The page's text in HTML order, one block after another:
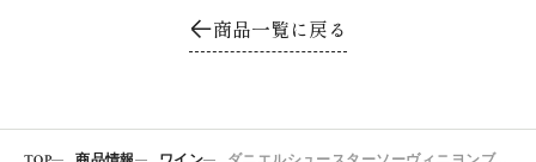
商品一覧に戻る